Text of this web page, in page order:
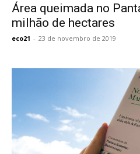
Área queimada no
milhão de hectares
eco21 - 23 de novembro de 2019